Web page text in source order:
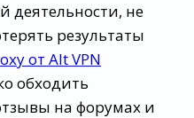
деятельности, не
результаты
от Alt VPN
обходить
на форумах и